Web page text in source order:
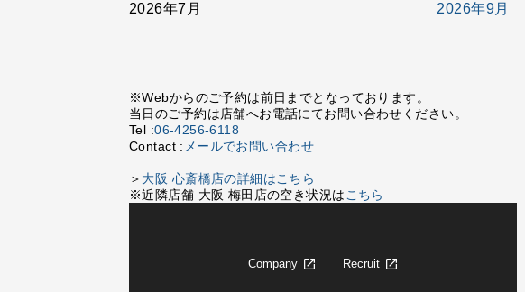
2026年7月 2026年9月
※Webからのご予約は前日までとなっております。
当日のご予約は店舗へお電話にてお問い合わせください。
Tel :06-4256-6118
Contact : メールでお問い合わせ
＞ 大阪 心斎橋店の詳細はこちら
※近隣店舗 大阪 梅田店の空き状況は こちら
Company Recruit